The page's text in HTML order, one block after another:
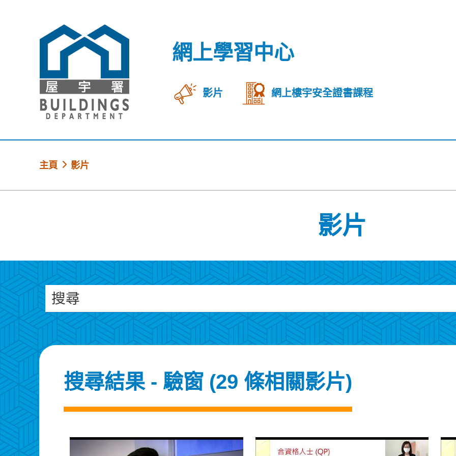
網上學習中心
影片 網上樓宇安全證書課程
主頁 影片
影片
搜尋
搜尋結果 - 驗窗 (29 條相關影片)